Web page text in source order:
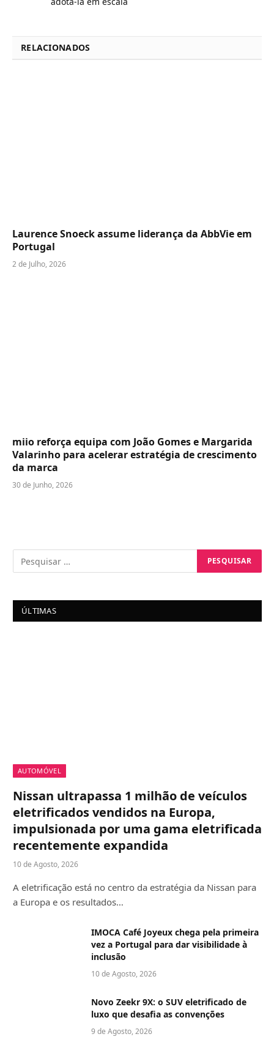
RELACIONADOS
Laurence Snoeck assume liderança da AbbVie em
Portugal
2 de Julho, 2026
miio reforça equipa com João Gomes e Margarida
Valarinho para acelerar estratégia de crescimento
da marca
30 de Junho, 2026
ÚLTIMAS
AUTOMÓVEL
Nissan ultrapassa 1 milhão de veículos
eletrificados vendidos na Europa,
impulsionada por uma gama eletrificada
recentemente expandida
10 de Agosto, 2026
A eletrificação está no centro da estratégia da Nissan para
a Europa e os resultados…
IMOCA Café Joyeux chega pela primeira
vez a Portugal para dar visibilidade à
inclusão
10 de Agosto, 2026
Novo Zeekr 9X: o SUV eletrificado de
luxo que desafia as convenções
9 de Agosto, 2026